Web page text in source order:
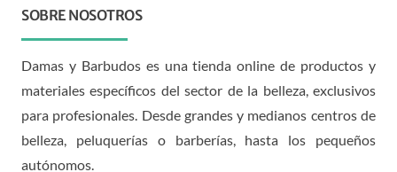
SOBRE NOSOTROS
Damas y Barbudos es una tienda online de productos y
materiales específicos del sector de la belleza, exclusivos
para profesionales. Desde grandes y medianos centros de
belleza, peluquerías o barberías, hasta los pequeños
autónomos.